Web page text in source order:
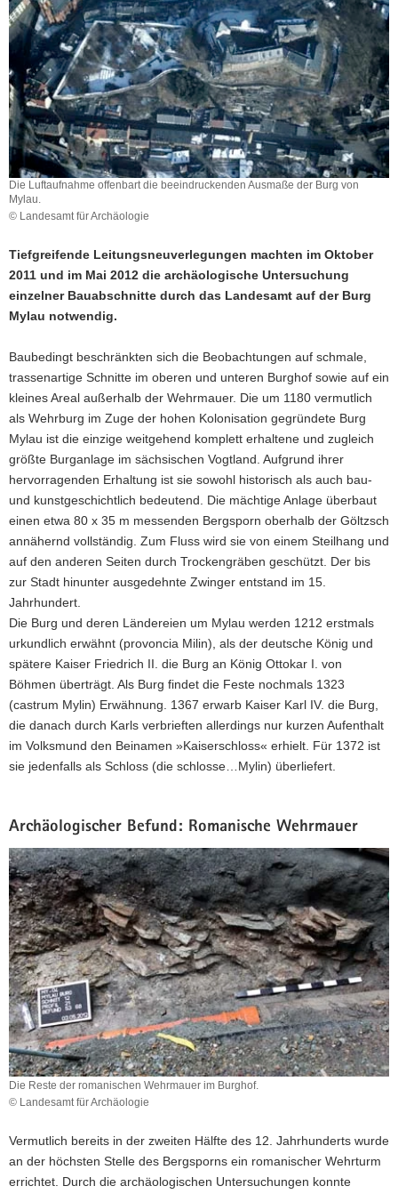
a
v
g
a
t
n
Die Luftaufnahme offenbart die beeindruckenden Ausmaße der Burg von
Mylau.
© Landesamt für Archäologie
Tiefgreifende Leitungsneuverlegungen machten im Oktober
2011 und im Mai 2012 die archäologische Untersuchung
einzelner Bauabschnitte durch das Landesamt auf der Burg
Mylau notwendig.
Baubedingt beschränkten sich die Beobachtungen auf schmale,
trassenartige Schnitte im oberen und unteren Burghof sowie auf ein
kleines Areal außerhalb der Wehrmauer. Die um 1180 vermutlich
als Wehrburg im Zuge der hohen Kolonisation gegründete Burg
Mylau ist die einzige weitgehend komplett erhaltene und zugleich
größte Burganlage im sächsischen Vogtland. Aufgrund ihrer
hervorragenden Erhaltung ist sie sowohl historisch als auch bau-
und kunstgeschichtlich bedeutend. Die mächtige Anlage überbaut
einen etwa 80 x 35 m messenden Bergsporn oberhalb der Göltzsch
annähernd vollständig. Zum Fluss wird sie von einem Steilhang und
auf den anderen Seiten durch Trockengräben geschützt. Der bis
zur Stadt hinunter ausgedehnte Zwinger entstand im 15.
Jahrhundert.
Die Burg und deren Ländereien um Mylau werden 1212 erstmals
urkundlich erwähnt (provoncia Milin), als der deutsche König und
spätere Kaiser Friedrich II. die Burg an König Ottokar I. von
Böhmen überträgt. Als Burg findet die Feste nochmals 1323
(castrum Mylin) Erwähnung. 1367 erwarb Kaiser Karl IV. die Burg,
die danach durch Karls verbrieften allerdings nur kurzen Aufenthalt
im Volksmund den Beinamen »Kaiserschloss« erhielt. Für 1372 ist
sie jedenfalls als Schloss (die schlosse…Mylin) überliefert.
Archäologischer Befund: Romanische Wehrmauer
Die Reste der romanischen Wehrmauer im Burghof.
© Landesamt für Archäologie
Reste
romanischen
Wehrmauer
Vermutlich bereits in der zweiten Hälfte des 12. Jahrhunderts wurde
an der höchsten Stelle des Bergsporns ein romanischer Wehrturm
errichtet. Durch die archäologischen Untersuchungen konnte